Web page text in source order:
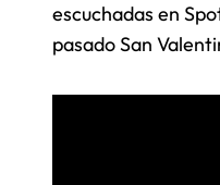
escuchadas en
pasado San